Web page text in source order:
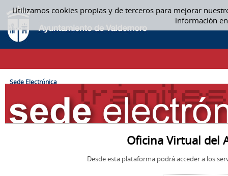
Utilizamos cookies propias y de terceros para mejorar
información
Saltar al contenido
SEDE ELECTRÓNICA
CAMINO DE MIGAS
Sede Electrónica
Oficina Virtual del
Desde esta plataforma podrá acceder a los